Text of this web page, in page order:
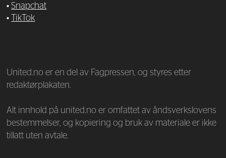
•Snapchat
•
TikTok
United.no er en del av Fagpressen, og styres etter
redaktørplakaten.
Alt innhold på united.no er omfattet av åndsverkslovens
bestemmelser, og kopiering og bruk av materiale er ikke
tillatt uten avtale.